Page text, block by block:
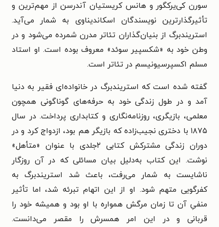
سورن کی‌یرکگور و هانس کریستیان آندرسن از مهم‌ترین و
تأثیرگذارترین نویسندگان اسکاندیناوی به شمار می‌آید.
استریندبرگ از بنیان‌گذاران تئاتر مدرن شمرده می‌شود و در
وطن خود به «شکسپیر سوئد» معروف بوده است. او استاد
مسلم اکسپرسیونیسم در تئاتر است.
گفته شده است که استریندبرگ در خانواده‌ای فقیر به دنیا
آمد و در طول زندگی خود به حرفه‌های گوناگونی همچون
معلمی، بازیگری، روزنامه‌نگاری و کتابداری پرداخت. در سال
۱۸۷۵ با دختری نجیب‌زاده که بازیگر هم بود، ازدواج کرد و در
دوران زندگی مشترکش کتابی ۲جلدی با عنوان «متأهل»
نوشت. این کتاب به‌دلیل بیان مسائلی که در آن روزگار
ناشایست به شمار می‌رفت، باعث شد استریندبرگ به
کفرگویی متهم شود. او از این اتهام تبرئه شد، اما تأثیر
منفیِ آن تا زمان مرگش همواره با او بود و همیشه خود را
قربانی و در این امر همسرش را مقصر می‌دانست.